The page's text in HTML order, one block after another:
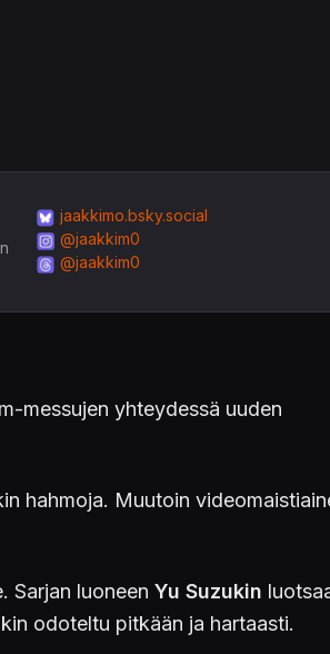
jaakkimo.bsky.social
@jaakkim0
@jaakkim0
messujen yhteydessä uuden
hahmoja. Muutoin
Sarjan luoneen Yu Suzukin
odoteltu pitkään ja hartaasti.